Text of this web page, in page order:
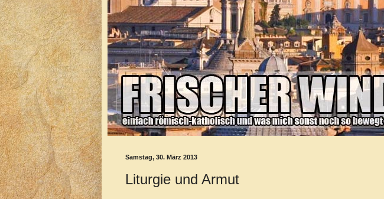
Samstag, 30. März 2013
Liturgie und Armut